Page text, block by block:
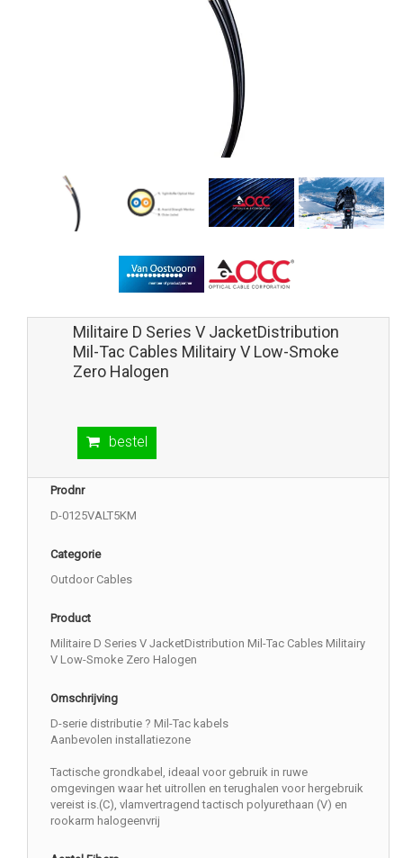
Militaire D Series V JacketDistribution
Mil-Tac Cables Militairy V Low-Smoke
Zero Halogen
bestel
Prodnr
D-0125VALT5KM
Categorie
Outdoor Cables
Product
Militaire D Series V JacketDistribution Mil-Tac Cables Militairy
V Low-Smoke Zero Halogen
Omschrijving
D-serie distributie ? Mil-Tac kabels
Aanbevolen installatiezone
Tactische grondkabel, ideaal voor gebruik in ruwe
omgevingen waar het uitrollen en terughalen voor hergebruik
vereist is.(C), vlamvertragend tactisch polyurethaan (V) en
rookarm halogeenvrij